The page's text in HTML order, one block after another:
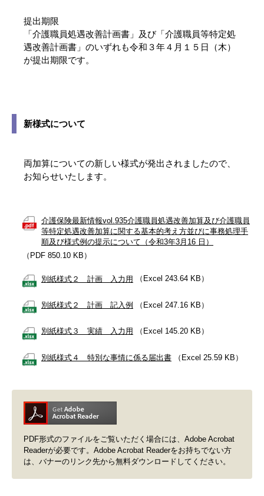
提出期限
「介護職員処遇改善計画書」及び「介護職員等特定処
遇改善計画書」のいずれも令和３年４月１５日（木）
が提出期限です。
新様式について
両加算についての新しい様式が発出されましたので、
お知らせいたします。
介護保険最新情報vol.935介護職員処遇改善加算及び介護職員
等特定処遇改善加算に関する基本的考え方並びに事務処理手
順及び様式例の提示について（令和3年3月16 日）
（PDF 850.10 KB）
別紙様式２ 計画 入力用 （Excel 243.64 KB）
別紙様式２ 計画 記入例 （Excel 247.16 KB）
別紙様式３ 実績 入力用 （Excel 145.20 KB）
別紙様式４ 特別な事情に係る届出書 （Excel 25.59 KB）
PDF形式のファイルをご覧いただく場合には、Adobe Acrobat
Readerが必要です。Adobe Acrobat Readerをお持ちでない方
は、バナーのリンク先から無料ダウンロードしてください。